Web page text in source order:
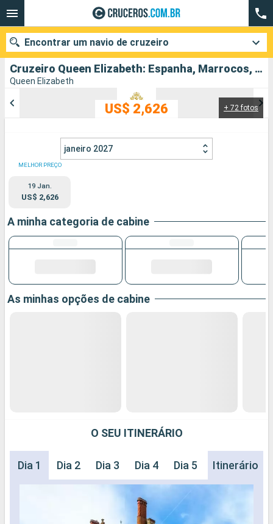
Cruzeiro Queen Elizabeth: Espanha, Marrocos, Portugal partindo de Southampton
Queen Elizabeth
+ 72 fotos
US$ 2,626
janeiro 2027
MELHOR PREÇO
19 Jan.
US$ 2,626
A minha categoria de cabine
As minhas opções de cabine
O SEU ITINERÁRIO
Dia 1 Dia 2 Dia 3 Dia 4 Dia 5 Dia 6 Dia
Itinerário
Encontrar um navio de cruzeiro
Data de partida
Cidades